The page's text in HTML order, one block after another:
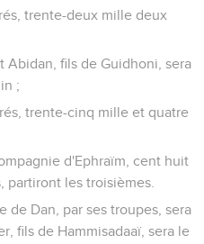
trente-deux mille deux
Abidan, fils de Guidhoni, sera
;
trente-cinq mille et quatre
d'Ephraïm, cent huit
partiront les troisièmes.
de Dan, par ses troupes, sera
fils de Hammisadaaï, sera le